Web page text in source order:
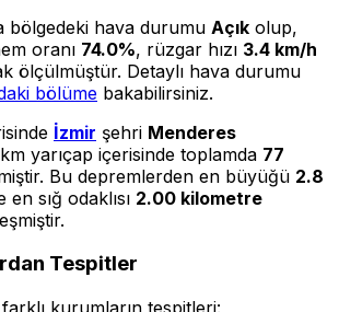
bölgedeki hava durumu Açık olup,
oranı 74.0%, rüzgar hızı 3.4 km/h
ölçülmüştür. Detaylı hava durumu
bölüme bakabilirsiniz.
İzmir şehri Menderes
yarıçap içerisinde toplamda 77
Bu depremlerden en büyüğü 2.8
en sığ odaklısı 2.00 kilometre
Tespitler